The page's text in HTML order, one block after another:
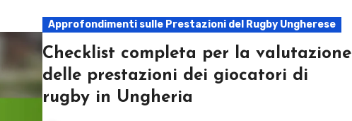
Approfondimenti sulle Prestazioni del Rugby Ungherese
Checklist completa per la valutazione
delle prestazioni dei giocatori di
rugby in Ungheria